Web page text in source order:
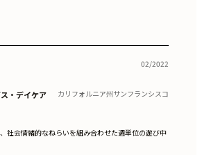
02/2022
・デイケア
カリフォルニア州サンフランシスコ
社会情緒的なねらいを組み合わせた週単位の遊び中